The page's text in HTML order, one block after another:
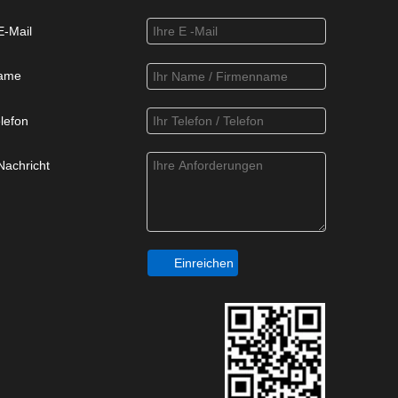
Mail
Einreichen